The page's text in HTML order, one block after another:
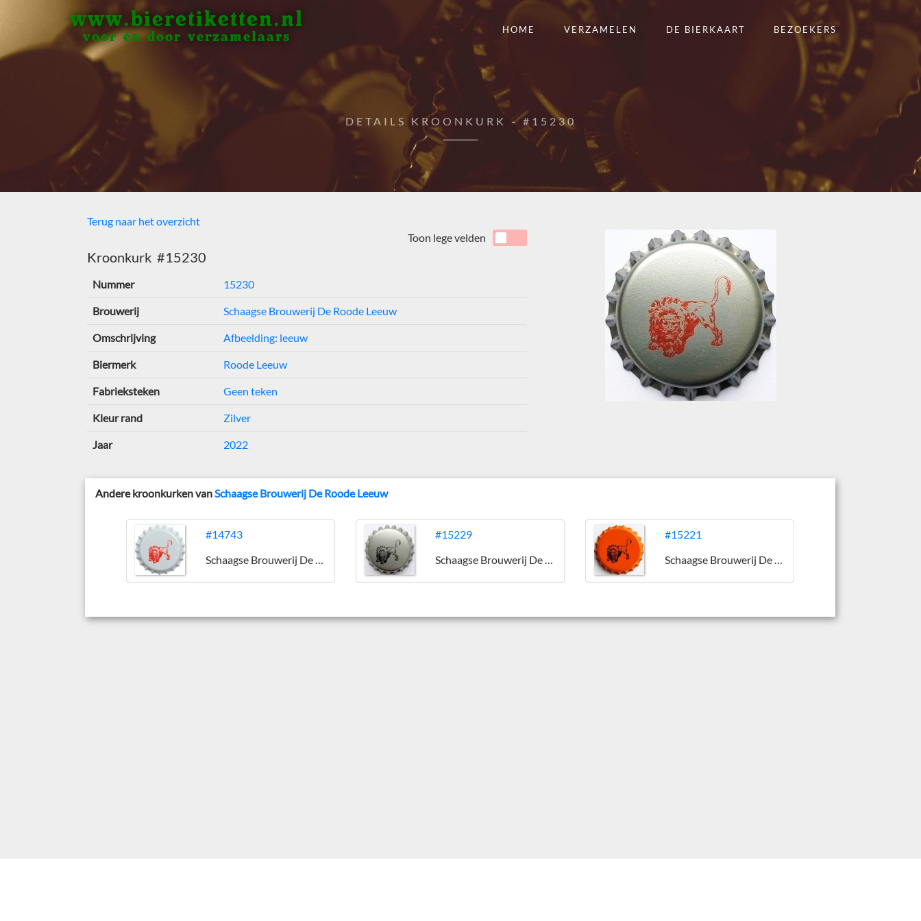
www.bieretiketten.nl
voor én door verzamelaars
HOME VERZAMELEN DE BIERKAART BEZOEKERS
DETAILS KROONKURK - #15230
Terug naar het overzicht
Kroonkurk #15230
Toon lege velden
Nummer 15230
Brouwerij Schaagse Brouwerij De Roode Leeuw
Omschrijving Afbeelding: leeuw
Biermerk Roode Leeuw
Fabrieksteken Geen teken
Kleur rand Zilver
Jaar 2022
Andere kroonkurken vanSchaagse Brouwerij De Roode Leeuw
#14743
Schaagse Brouwerij De Roode Leeuw
#15229
Schaagse Brouwerij De Roode Leeuw
#15221
Schaagse Brouwerij De Roode Leeuw